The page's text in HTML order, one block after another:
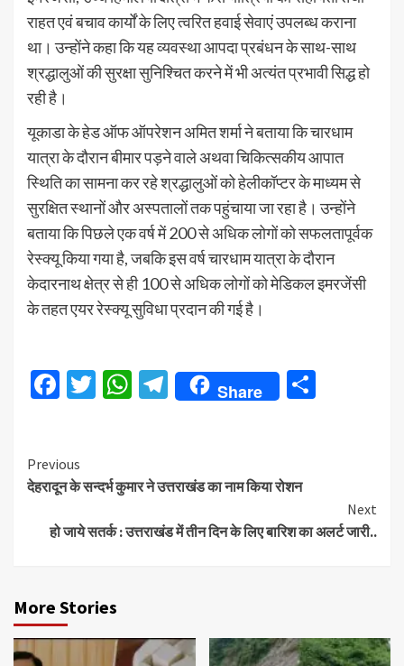
राहत एवं बचाव कार्यों के लिए त्वरित हवाई सेवाएं उपलब्ध कराना
था। उन्होंने कहा कि यह व्यवस्था आपदा प्रबंधन के साथ-साथ
श्रद्धालुओं की सुरक्षा सुनिश्चित करने में भी अत्यंत प्रभावी सिद्ध हो
रही है।
यूकाडा के हेड ऑफ ऑपरेशन अमित शर्मा ने बताया कि चारधाम
यात्रा के दौरान बीमार पड़ने वाले अथवा चिकित्सकीय आपात
स्थिति का सामना कर रहे श्रद्धालुओं को हेलीकॉप्टर के माध्यम से
सुरक्षित स्थानों और अस्पतालों तक पहुंचाया जा रहा है। उन्होंने
बताया कि पिछले एक वर्ष में 200 से अधिक लोगों को सफलतापूर्वक
रेस्क्यू किया गया है, जबकि इस वर्ष चारधाम यात्रा के दौरान
केदारनाथ क्षेत्र से ही 100 से अधिक लोगों को मेडिकल इमरजेंसी
के तहत एयर रेस्क्यू सुविधा प्रदान की गई है।
Facebook
TwitterWhatsApp
Telegram
Share
Continue
Reading
Previous
देहरादून के सन्दर्भ कुमार ने उत्तराखंड का नाम किया रोशन
Next
हो जाये सतर्क : उत्तराखंड में तीन दिन के लिए बारिश का अलर्ट जारी..
More Stories